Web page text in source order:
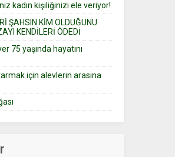
kadın kişiliğinizi ele veriyor!
ŞAHSIN KİM OLDUĞUNU
KENDİLERİ ÖDEDİ
75 yaşında hayatını
için alevlerin arasına